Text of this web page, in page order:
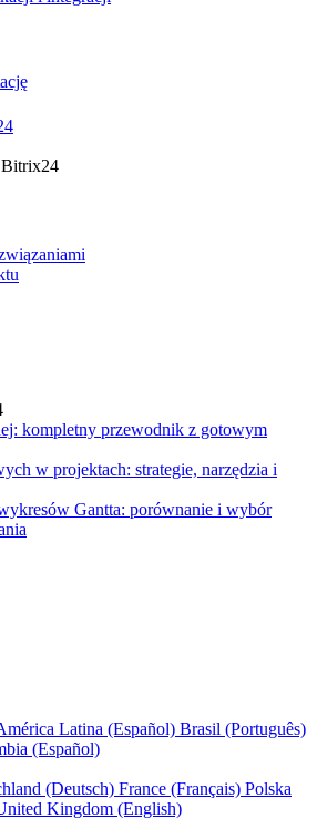
kompletny przewodnik z gotowym
w projektach: strategie, narzędzia i
Gantta: porównanie i wybór
Latina (Español) Brasil (Português)
(Español)
(Deutsch) France (Français) Polska
Kingdom (English)